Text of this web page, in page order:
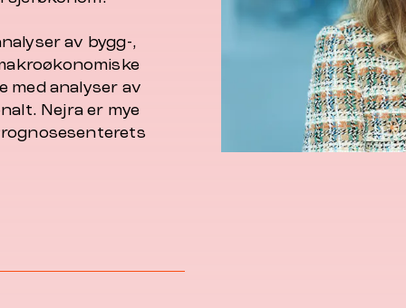
av bygg-,
med analyser av
Nejra er mye